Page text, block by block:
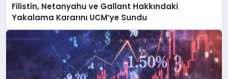
Filistin, Netanyahu ve Gallant Hakkındaki
Yakalama Kararını UCM’ye Sundu